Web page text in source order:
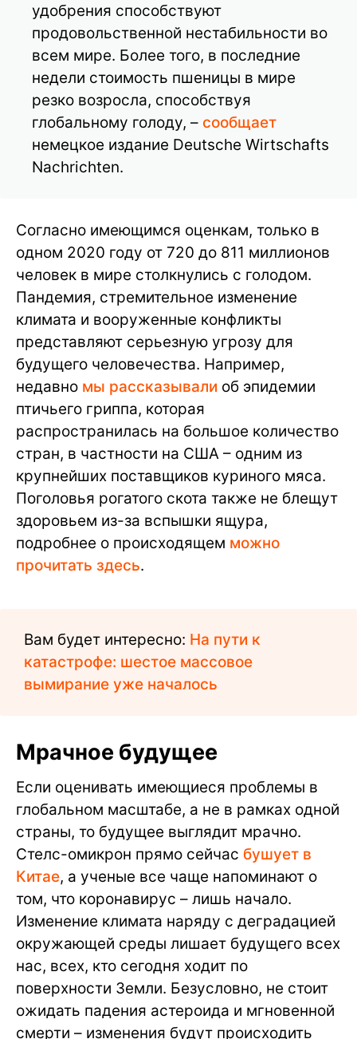
удобрения способствуют
продовольственной нестабильности во
всем мире. Более того, в последние
недели стоимость пшеницы в мире
резко возросла, способствуя
глобальному голоду, – сообщает
немецкое издание Deutsche Wirtschafts
Nachrichten.
Согласно имеющимся оценкам, только в
одном 2020 году от 720 до 811 миллионов
человек в мире столкнулись с голодом.
Пандемия, стремительное изменение
климата и вооруженные конфликты
представляют серьезную угрозу для
будущего человечества. Например,
недавно мы рассказывали об эпидемии
птичьего гриппа, которая
распространилась на большое количество
стран, в частности на США – одним из
крупнейших поставщиков куриного мяса.
Поголовья рогатого скота также не блещут
здоровьем из-за вспышки ящура,
подробнее о происходящем можно
прочитать здесь.
Вам будет интересно: На пути к
катастрофе: шестое массовое
вымирание уже началось
Мрачное будущее
Если оценивать имеющиеся проблемы в
глобальном масштабе, а не в рамках одной
страны, то будущее выглядит мрачно.
Стелс-омикрон прямо сейчас бушует в
Китае, а ученые все чаще напоминают о
том, что коронавирус – лишь начало.
Изменение климата наряду с деградацией
окружающей среды лишает будущего всех
нас, всех, кто сегодня ходит по
поверхности Земли. Безусловно, не стоит
ожидать падения астероида и мгновенной
смерти – изменения будут происходить